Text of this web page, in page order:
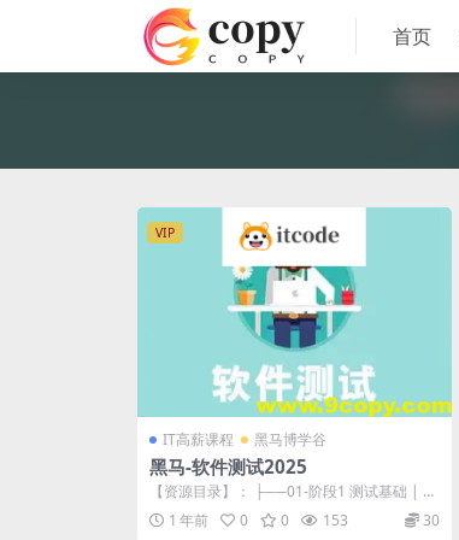
首页
VIP
IT高薪课程 黑马博学谷
黑马-软件测试2025
【资源目录】： ├──01-阶段1 测试基础 | ├
──01-第一章 测试基础 ...
1 年前 0 0 153 30